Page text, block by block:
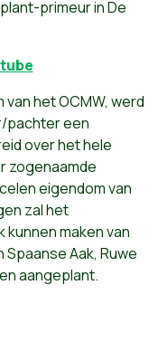
primeur in De
het OCMW, werd
pachter een
over het hele
zogenaamde
eigendom van
zal het
maken van
Aak, Ruwe
aangeplant.